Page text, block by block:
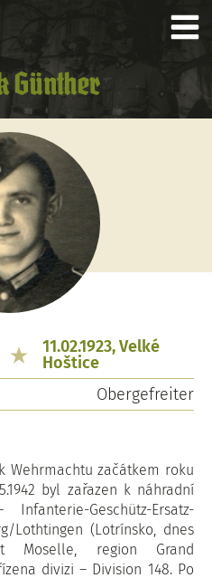
Günther
11.02.1923, Velké
Hoštice
Obergefreiter
Wehrmachtu začátkem roku
byl zařazen k náhradní
Geschütz-Ersatz-
Lothtingen (Lotrínsko, dnes
Moselle, region Grand
divizi – Division 148. Po